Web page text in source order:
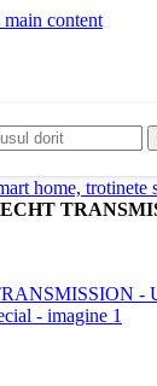
content
home, trotinete